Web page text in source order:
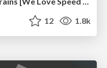
12 1.8k